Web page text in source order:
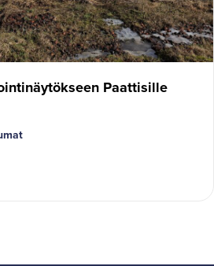
Paattisille